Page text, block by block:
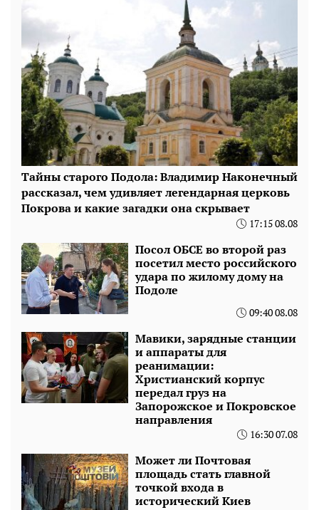
Тайны старого Подола: Владимир Наконечный
рассказал, чем удивляет легендарная церковь
Покрова и какие загадки она скрывает
17:15 08.08
Посол ОБСЕ во второй раз
посетил место российского
удара по жилому дому на
Подоле
09:40 08.08
Мавики, зарядные станции
и аппараты для
реанимации:
Христианский корпус
передал груз на
Запорожское и Покровское
направления
16:30 07.08
Может ли Почтовая
площадь стать главной
точкой входа в
исторический Киев